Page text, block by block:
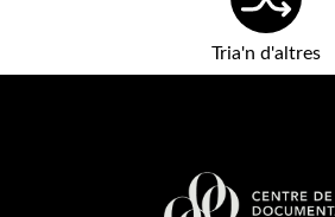
Tria'n d'altres